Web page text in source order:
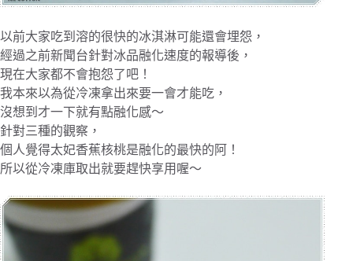
以前大家吃到溶的很快的冰淇淋可能還會埋怨，
經過之前新聞台針對冰品融化速度的報導後，
現在大家都不會抱怨了吧！
我本來以為從冷凍拿出來要一會才能吃，
沒想到才一下就有點融化感～
針對三種的觀察，
個人覺得太妃香蕉核桃是融化的最快的阿！
所以從冷凍庫取出就要趕快享用喔～